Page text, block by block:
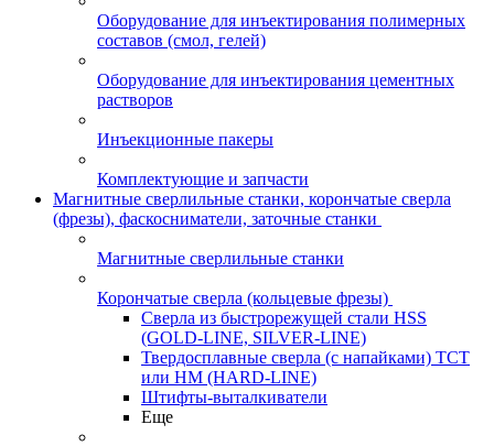
Оборудование для инъектирования полимерных
составов (смол, гелей)
Оборудование для инъектирования цементных
растворов
Инъекционные пакеры
Комплектующие и запчасти
Магнитные сверлильные станки, корончатые сверла
(фрезы), фаскосниматели, заточные станки
Магнитные сверлильные станки
Корончатые сверла (кольцевые фрезы)
Сверла из быстрорежущей стали HSS
(GOLD-LINE, SILVER-LINE)
Твердосплавные сверла (с напайками) ТСТ
или HM (HARD-LINE)
Штифты-выталкиватели
Еще